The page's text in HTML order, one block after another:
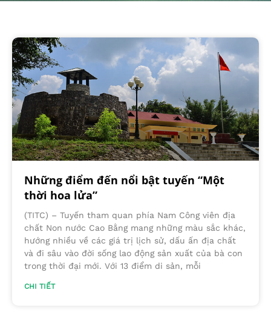
Những điểm đến nổi bật tuyến “Một
thời hoa lửa”
(TITC) – Tuyến tham quan phía Nam Công viên địa
chất Non nước Cao Bằng mang những màu sắc khác,
hướng nhiều về các giá trị lịch sử, dấu ấn địa chất
và đi sâu vào đời sống lao động sản xuất của bà con
trong thời đại mới. Với 13 điểm di sản, mỗi
CHI TIẾT